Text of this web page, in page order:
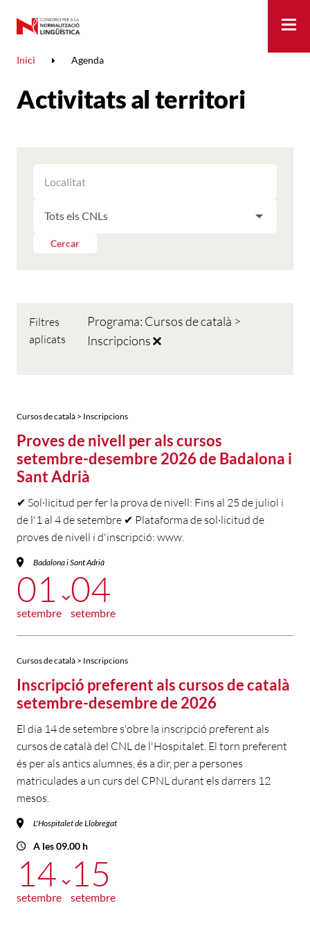
Inici Agenda
Activitats al territori
ELS
RESULTATS
LES
PER
LES
Cercar
Filtres
aplicats
Programa: Cursos de català >
Inscripcions
Cursos de català > Inscripcions
Proves de nivell per als cursos
setembre-desembre 2026 de Badalona i
Sant Adrià
✔ Sol·licitud per fer la prova de nivell: Fins al 25 de juliol i
de l'1 al 4 de setembre ✔ Plataforma de sol·licitud de
proves de nivell i d'inscripció: www.
Badalona i Sant Adrià
01
setembre
04
setembre
Cursos de català > Inscripcions
Inscripció preferent als cursos de català
setembre-desembre de 2026
El dia 14 de setembre s'obre la inscripció preferent als
cursos de català del CNL de l'Hospitalet. El torn preferent
és per als antics alumnes, és a dir, per a persones
matriculades a un curs del CPNL durant els darrers 12
mesos.
L'Hospitalet de Llobregat
A les 09.00 h
14
setembre
15
setembre